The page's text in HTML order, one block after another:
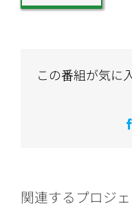
この番組が気に
関連するプロジ